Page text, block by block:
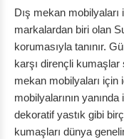
Dış mekan
markalardan biri olan
korumasıyla tanınır.
karşı dirençli kumaşlar
mekan mobilyaları için
mobilyalarının
dekoratif yastık gibi
kumaşları dünya